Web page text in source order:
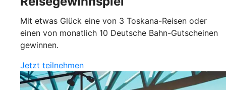
Mit etwas Glück eine von 3 Toskana-Reisen oder
einen von monatlich 10 Deutsche Bahn-Gutscheinen
gewinnen.
Jetzt teilnehmen